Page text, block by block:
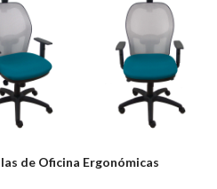
de Oficina Ergonómicas